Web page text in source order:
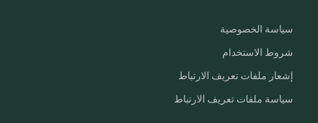
سياسة الخصوصية
شروط الاستخدام
إشعار ملفات تعريف الارتباط
سياسة ملفات تعريف الارتباط